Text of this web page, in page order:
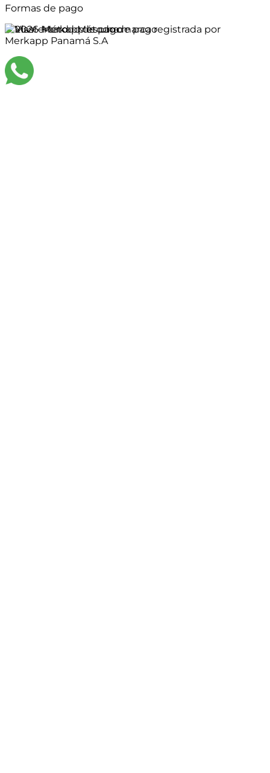
Formas de pago
©2026Merkapp es una marca registrada por
Merkapp Panamá S.A